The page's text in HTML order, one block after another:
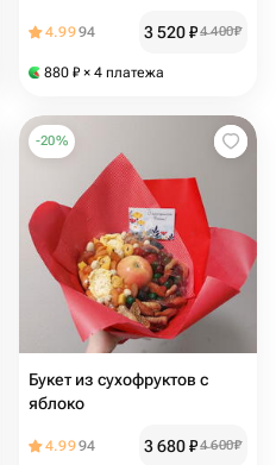
4.9994 3 520₽4 400₽
880 ₽ × 4 платежа
-20%
Букет из сухофруктов с
яблоко
4.9994 3 680₽4 600₽